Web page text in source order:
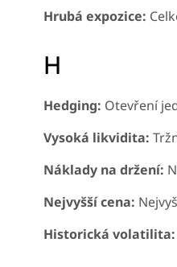
Hrubá expozice:
H
Hedging: Otevření
Vysoká likvidita:
Náklady na držení:
Nejvyšší cena:
Historická volatilita: